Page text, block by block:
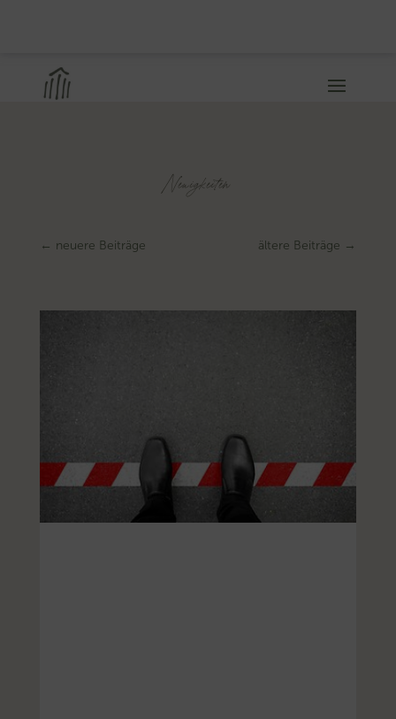
Neuigkeiten
← neuere Beiträge ältere Beiträge →